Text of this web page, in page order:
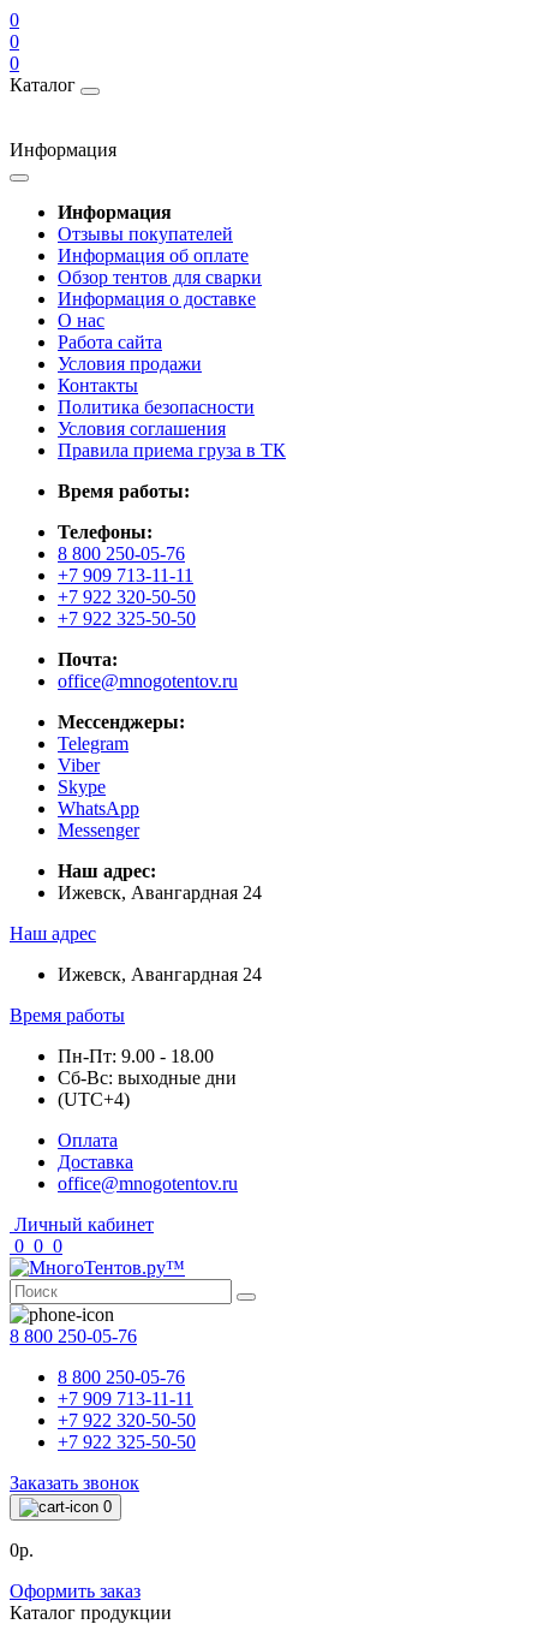
0
0
0
Каталог
Информация
Информация
Отзывы покупателей
Информация об оплате
Обзор тентов для сварки
Информация о доставке
О нас
Работа сайта
Условия продажи
Контакты
Политика безопасности
Условия соглашения
Правила приема груза в ТК
Время работы:
Телефоны:
8 800 250-05-76
+7 909 713-11-11
+7 922 320-50-50
+7 922 325-50-50
Почта:
office@mnogotentov.ru
Мессенджеры:
Telegram
Viber
Skype
WhatsApp
Messenger
Наш адрес:
Ижевск, Авангардная 24
Наш адрес
Ижевск, Авангардная 24
Время работы
Пн-Пт: 9.00 - 18.00
Сб-Вс: выходные дни
(UTC+4)
Оплата
Доставка
office@mnogotentov.ru
Личный кабинет
0 0 0
8 800 250-05-76
8 800 250-05-76
+7 909 713-11-11
+7 922 320-50-50
+7 922 325-50-50
Заказать звонок
0
0р.
Оформить заказ
Каталог продукции